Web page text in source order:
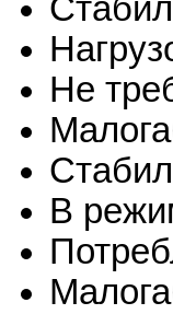
Не
В